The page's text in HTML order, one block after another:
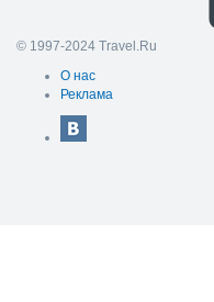
© 1997-2024 Travel.Ru
О нас
Реклама